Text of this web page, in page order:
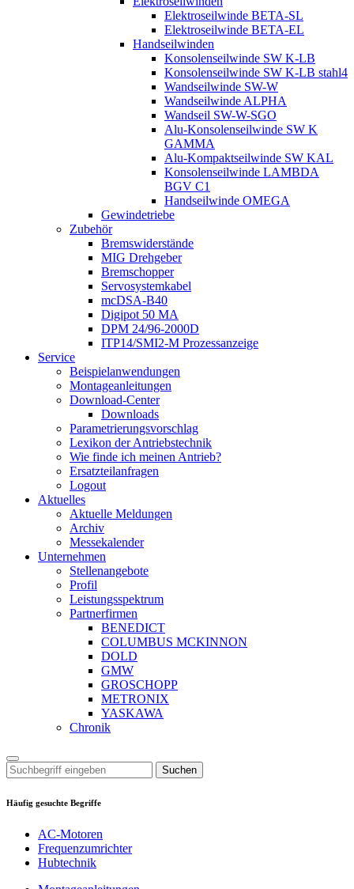
Elektroseilwinde BETA-SL
Elektroseilwinde BETA-EL
Handseilwinden
Konsolenseilwinde SW K-LB
Konsolenseilwinde SW K-LB stahl4
Wandseilwinde SW-W
Wandseilwinde ALPHA
Wandseil SW-W-SGO
Alu-Konsolenseilwinde SW K
GAMMA
Alu-Kompaktseilwinde SW KAL
Konsolenseilwinde LAMBDA
BGV C1
Handseilwinde OMEGA
Gewindetriebe
Zubehör
Bremswiderstände
MIG Drehgeber
Bremschopper
Servosystemkabel
mcDSA-B40
Digipot 50 MA
DPM 24/96-2000D
ITP14/SMI2-M Prozessanzeige
Service
Beispielanwendungen
Montageanleitungen
Download-Center
Downloads
Parametrierungsvorschlag
Lexikon der Antriebstechnik
Wie finde ich meinen Antrieb?
Ersatzteilanfragen
Logout
Aktuelles
Aktuelle Meldungen
Archiv
Messekalender
Unternehmen
Stellenangebote
Profil
Leistungsspektrum
Partnerfirmen
BENEDICT
COLUMBUS MCKINNON
DOLD
GMW
GROSCHOPP
METRONIX
YASKAWA
Chronik
Suchen
Häufig gesuchte Begriffe
AC-Motoren
Frequenzumrichter
Hubtechnik